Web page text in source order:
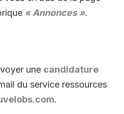
« Annonces ».
une candidature
du service ressources
.